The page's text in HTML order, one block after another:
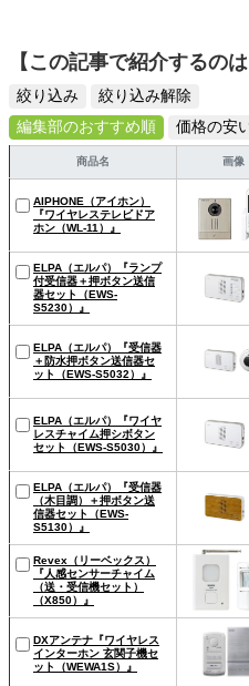
【この記事で紹介するのは
絞り込み
絞り込み解除
編集部のおすすめ順
価格の安
商品名 画像
AIPHONE（アイホン）
『ワイヤレステレビドア
ホン（WL-11）』
ELPA（エルパ）『ランプ
付受信器＋押ボタン送信
器セット（EWS-
S5230）』
ELPA（エルパ）『受信器
＋防水押ボタン送信器セ
ット（EWS-S5032）』
ELPA（エルパ）『ワイヤ
レスチャイム押シボタン
セット（EWS-S5030）』
ELPA（エルパ）『受信器
（木目調）＋押ボタン送
信器セット（EWS-
S5130）』
Revex（リーベックス）
『人感センサーチャイム
（送・受信機セット）
（X850）』
DXアンテナ『ワイヤレス
インターホン 玄関子機セ
ット（WEWA1S）』